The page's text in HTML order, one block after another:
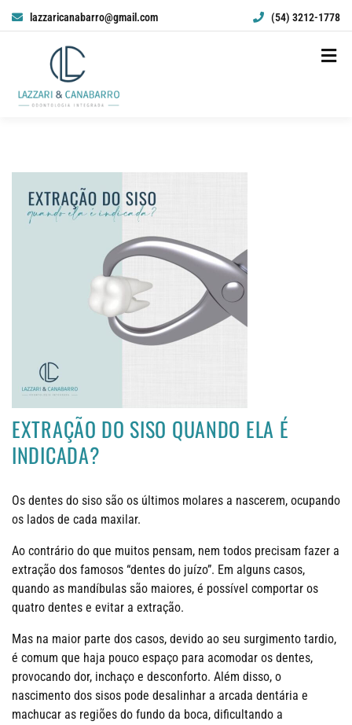
lazzaricanabarro@gmail.com (54) 3212-1778
EXTRAÇÃO DO SISO QUANDO ELA É
INDICADA?
Os dentes do siso são os últimos molares a nascerem, ocupando
os lados de cada maxilar.
Ao contrário do que muitos pensam, nem todos precisam fazer a
extração dos famosos “dentes do juízo”. Em alguns casos,
quando as mandíbulas são maiores, é possível comportar os
quatro dentes e evitar a extração.
Mas na maior parte dos casos, devido ao seu surgimento tardio,
é comum que haja pouco espaço para acomodar os dentes,
provocando dor, inchaço e desconforto. Além disso, o
nascimento dos sisos pode desalinhar a arcada dentária e
machucar as regiões do fundo da boca, dificultando a